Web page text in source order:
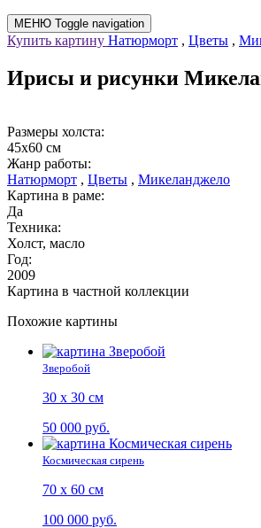
МЕНЮ Toggle navigation
Купить картину Натюрморт , Цветы ,
Ирисы и рисунки
Размеры холста:
45х60 см
Жанр работы:
Натюрморт , Цветы , Микеланджело
Картина в раме:
Да
Техника:
Холст, масло
Год:
2009
Картина в частной коллекции
Похожие картины
Зверобой
30 х 30 см
50 000 руб.
Космическая сирень
70 х 60 см
100 000 руб.